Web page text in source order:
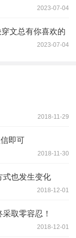
2023-07-04
文总有你喜欢的
2023-07-04
2018-11-29
即可
2018-11-30
式也发生变化
2018-12-01
取零容忍！
2018-12-01